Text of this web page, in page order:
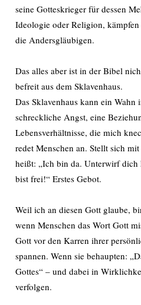
seine Gotteskrieger für dessen
Ideologie oder Religion,
die Andersgläubigen.
Das alles aber ist in der Bibel
befreit aus dem Sklavenhaus.
Das Sklavenhaus kann ein
schreckliche Angst, eine
Lebensverhältnisse, die mich
redet Menschen an. Stellt sich
heißt: „Ich bin da. Unterwirf dich
bist frei!“ Erstes Gebot.
Weil ich an diesen Gott glaube,
wenn Menschen das Wort Gott
Gott vor den Karren ihrer
spannen. Wenn sie behaupten:
Gottes“ – und dabei in
verfolgen.